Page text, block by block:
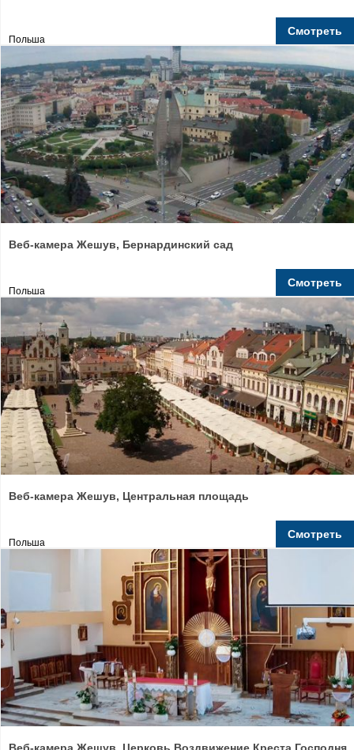
Польша
Смотреть
Веб-камера Жешув, Бернардинский сад
Польша
Смотреть
Веб-камера Жешув, Центральная площадь
Польша
Смотреть